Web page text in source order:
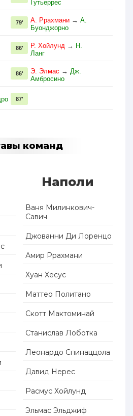
Гутьеррес
А. Ррахмани → А.
Буонджорно
79'
Р. Хойлунд → Н.
Ланг
86'
Э. Элмас → Дж.
Амбросино
86'
87'
команд
Наполи
Ваня Милинкович-
Савич
Джованни Ди Лоренцо
Амир Ррахмани
Хуан Хесус
Маттео Политано
Скотт Мактоминай
Станислав Лоботка
Леонардо Спинаццола
Давид Нерес
Расмус Хойлунд
Эльмас Эльджиф